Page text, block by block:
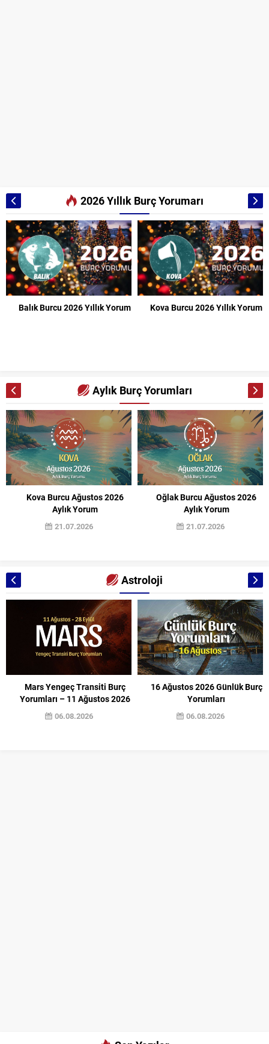
2026 Yıllık Burç Yorumarı
Balık Burcu 2026 Yıllık Yorum Kova Burcu 2026 Yıllık Yorum
Aylık Burç Yorumları
Kova Burcu Ağustos 2026
Aylık Yorum
21.07.2026
Oğlak Burcu Ağustos 2026
Aylık Yorum
21.07.2026
Astroloji
Mars Yengeç Transiti Burç
Yorumları – 11 Ağustos 2026
06.08.2026
16 Ağustos 2026 Günlük Burç
Yorumları
06.08.2026